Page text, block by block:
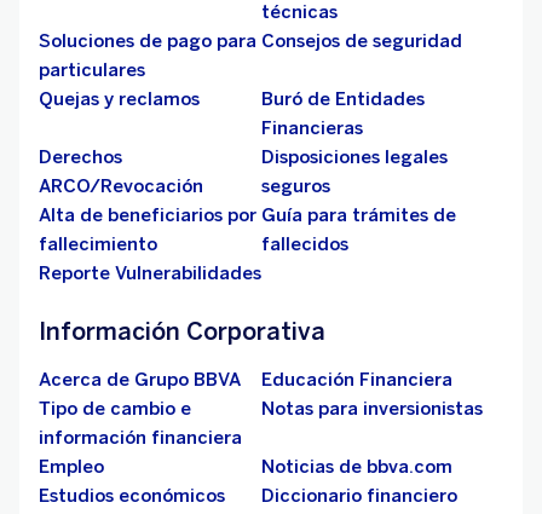
técnicas
Soluciones de pago para
particulares
Consejos de seguridad
Quejas y reclamos
Buró de Entidades
Financieras
Derechos
ARCO/Revocación
Disposiciones legales
seguros
Alta de beneficiarios por
fallecimiento
Guía para trámites de
fallecidos
Reporte Vulnerabilidades
Información Corporativa
Acerca de Grupo BBVA
Educación Financiera
Tipo de cambio e
información financiera
Notas para inversionistas
Empleo
Noticias de bbva.com
Estudios económicos
Diccionario financiero